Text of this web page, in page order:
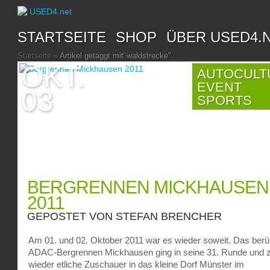
STARTSEITE SHOP ÜBER
Startseite » Artikel getaggt mit"waldstrecke"
EVENT
SPORTS
OKT.
03
BERGRENNEN MICKHAUSEN
2011
GEPOSTET VON STEFAN BRENCHER
Am 01. und 02. Oktober 2011 war es wieder soweit. Das
ADAC-Bergrennen Mickhausen ging in seine 31. Runde und
wieder etliche Zuschauer in das kleine Dorf Münster im